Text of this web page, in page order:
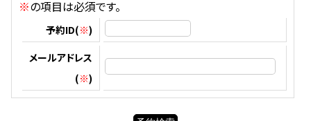
※の項目は必須です。
予約ID(※)
メールアドレス
(※)